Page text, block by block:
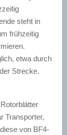
steht in
frühzeitig
etwa durch
Strecke.
Transporter,
von BF4-